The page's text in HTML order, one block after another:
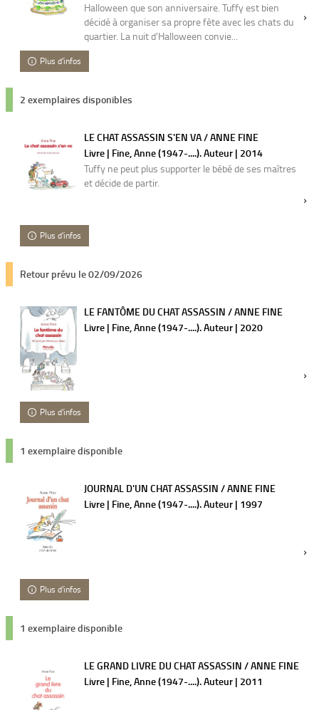
Halloween que son anniversaire. Tuffy est bien
décidé à organiser sa propre fête avec les chats du
quartier. La nuit d'Halloween convie...
Plus d'infos
2 exemplaires disponibles
LE CHAT ASSASSIN S'EN VA / ANNE FINE
Livre | Fine, Anne (1947-....). Auteur | 2014
Tuffy ne peut plus supporter le bébé de ses maîtres
et décide de partir.
Plus d'infos
Retour prévu le 02/09/2026
LE FANTÔME DU CHAT ASSASSIN / ANNE FINE
Livre | Fine, Anne (1947-....). Auteur | 2020
Plus d'infos
1 exemplaire disponible
JOURNAL D'UN CHAT ASSASSIN / ANNE FINE
Livre | Fine, Anne (1947-....). Auteur | 1997
Plus d'infos
1 exemplaire disponible
LE GRAND LIVRE DU CHAT ASSASSIN / ANNE FINE
Livre | Fine, Anne (1947-....). Auteur | 2011